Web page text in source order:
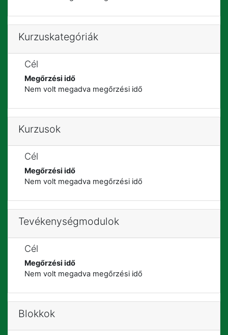
Kurzuskategóriák
Cél
Megőrzési idő
Nem volt megadva megőrzési idő
Kurzusok
Cél
Megőrzési idő
Nem volt megadva megőrzési idő
Tevékenységmodulok
Cél
Megőrzési idő
Nem volt megadva megőrzési idő
Blokkok